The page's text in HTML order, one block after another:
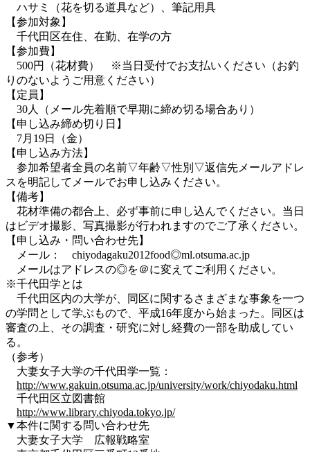
ハサミ（花を切る道具など）、筆記用具
【参加対象】
千代田区在住、在勤、在学の方
【参加費】
500円（花材費） ※当日受付でお支払いください（お釣
りのないようご用意ください）
【定員】
30人（メール先着順で早期に締め切る場合あり）
【申し込み締め切り日】
7月19日（金）
【申し込み方法】
参加希望者全員の名前▽年齢▽性別▽返信先メールアドレ
スを明記してメールでお申し込みください。
【備考】
花材準備の都合上、必ず事前に申し込んでください。当日
はビデオ撮影、写真撮影が行われますのでご了承ください。
【申し込み・問い合わせ先】
メール： chiyodagaku2012food◎ml.otsuma.ac.jp
メールはアドレスの◎を＠に変えてご利用ください。
※千代田学とは
千代田区内の大学が、同区に関するさまざまな事象を一つ
の学問として学ぶもので、平成16年度から始まった。同区は
審査の上、その調査・研究に対し経費の一部を助成してい
る。
（参考）
大妻女子大学の千代田学一覧：
http://www.gakuin.otsuma.ac.jp/university/work/chiyodaku.html
千代田区立図書館
http://www.library.chiyoda.tokyo.jp/
▼本件に関する問い合わせ先
大妻女子大学 広報戦略室